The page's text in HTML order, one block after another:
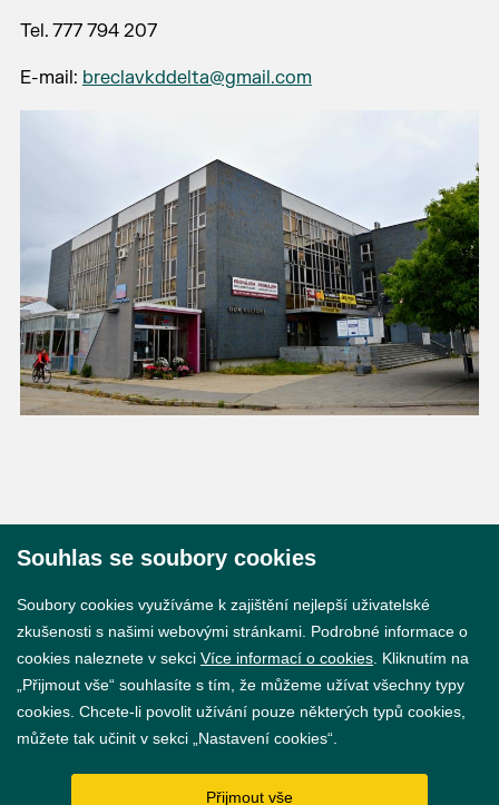
Tel. 777 794 207
E-mail: breclavkddelta@gmail.com
GDPR
Souhlas se soubory cookies
Soubory cookies využíváme k zajištění nejlepší uživatelské
zkušenosti s našimi webovými stránkami. Podrobné informace o
cookies naleznete v sekci Více informací o cookies . Kliknutím na
„Přijmout vše“ souhlasíte s tím, že můžeme užívat všechny typy
cookies. Chcete-li povolit užívání pouze některých typů cookies,
můžete tak učinit v sekci „Nastavení cookies“.
Přijmout vše